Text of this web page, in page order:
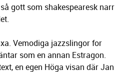
gott som shakespearesk narr
Vemodiga jazzslingor for
som en annan Estragon.
en egen Höga visan där Jan